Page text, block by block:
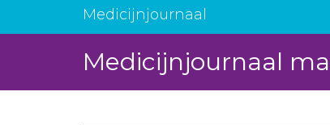
Medicijnjournaal
Medicijnjournaal